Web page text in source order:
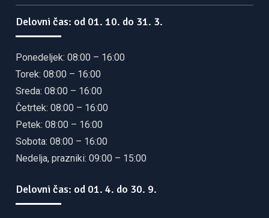
Delovni čas: od 01. 10. do 31. 3.
Ponedeljek: 08:00 – 16:00
Torek: 08:00 – 16:00
Sreda: 08:00 – 16:00
Četrtek: 08:00 – 16:00
Petek: 08:00 – 16:00
Sobota: 08:00 – 16:00
Nedelja, prazniki: 09:00 – 15:00
Delovni čas: od 01. 4. do 30. 9.